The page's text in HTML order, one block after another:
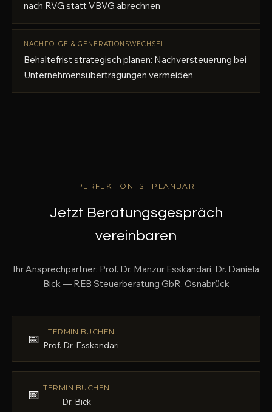
nach RVG statt VBVG abrechnen
NACHFOLGE & GENERATIONSWECHSEL
Behaltefrist strategisch planen: Nachversteuerung bei
Unternehmensübertragungen vermeiden
PERFEKTION IST PLANBAR
Jetzt Beratungsgespräch
vereinbaren
Ihr Ansprechpartner: Prof. Dr. Manzur Esskandari, Dr. Daniela
Bick — REB Steuerberatung GbR, Osnabrück
📅 TERMIN BUCHEN
Prof. Dr. Esskandari
📅 TERMIN BUCHEN
Dr. Bick